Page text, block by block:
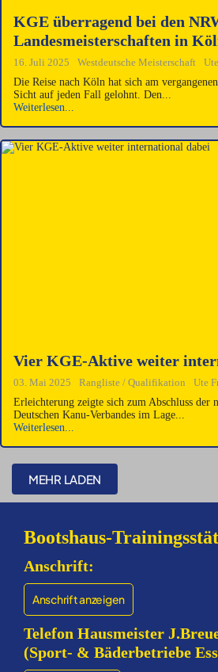
KGE überragend bei den
Landesmeisterschaften in
16. Juli 2025 Westdeutsche Meisterschaft
Die Reise nach Köln hat sich am
Sicht auf jeden Fall gelohnt. Den...
Weiterlesen...
Vier KGE-Aktive weiter
03. Mai 2025 Rangliste / Qualifikation
Ute
Erleichterung zeigte sich zum Abschluss der
Deutschen Kanu-Verbandes im Lage...
Weiterlesen...
MEHR LADEN
Bootshaus-
Anschrift:
Anschrift anzeigen
Telefon Hausmeister
(Sport- & Bäderbetriebe